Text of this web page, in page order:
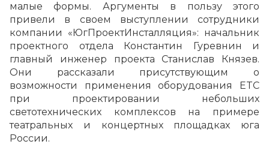
малые формы. Аргументы в пользу этого
привели в своем выступлении сотрудники
компании «ЮгПроектИнсталляция»: начальник
проектного отдела Константин Гуревнин и
главный инженер проекта Станислав Князев.
Они рассказали присутствующим о
возможности применения оборудования ETC
при проектировании небольших
светотехнических комплексов на примере
театральных и концертных площадках юга
России.